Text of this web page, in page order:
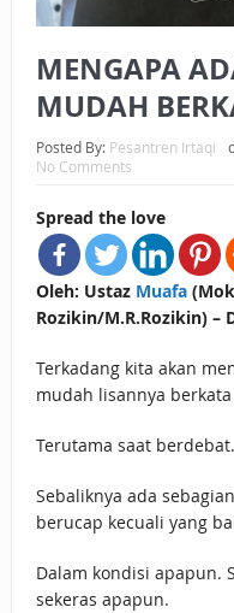
ISTIDLAL BATIL VS
BAHASA CINTA KARENA
HUKUM MEMBAYAR
HUKUM MEMBAYAR
MENGAPA
MUDAH
Posted By: Pesantren Irtaqi
No Comments
Spread the love
Oleh: Ustaz Muafa
Rozikin/M.R.Rozikin) –
Terkadang kita akan
mudah lisannya
Terutama saat berdebat.
Sebaliknya ada
berucap kecuali yang
Dalam kondisi apapun.
sekeras apapun.